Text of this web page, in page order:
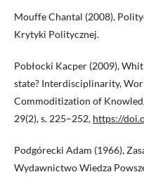
Mouffe Chantal (2008),
Krytyki Politycznej.
Pobłocki Kacper (2009),
state? Interdisciplinarity,
Commoditization of
29(2), s. 225–252, https://
Podgórecki Adam (1966),
Wydawnictwo Wiedza